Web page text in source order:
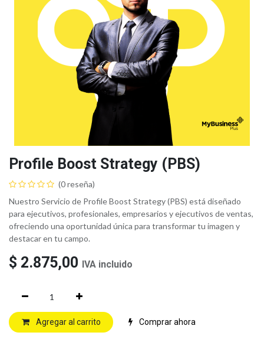
Profile Boost Strategy (PBS)
(0 reseña)
Nuestro Servicio de Profile Boost Strategy (PBS) está diseñado
para ejecutivos, profesionales, empresarios y ejecutivos de ventas,
ofreciendo una oportunidad única para transformar tu imagen y
destacar en tu campo.
$ 2.875,00 IVA incluido
Agregar al carrito Comprar ahora